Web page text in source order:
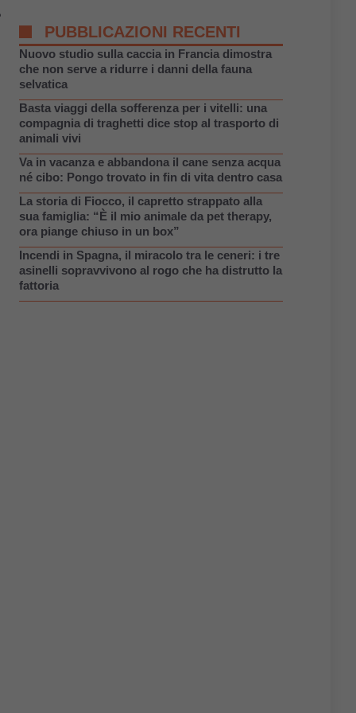
PUBBLICAZIONI RECENTI
Nuovo studio sulla caccia in Francia dimostra
che non serve a ridurre i danni della fauna
selvatica
Basta viaggi della sofferenza per i vitelli: una
compagnia di traghetti dice stop al trasporto di
animali vivi
Va in vacanza e abbandona il cane senza acqua
né cibo: Pongo trovato in fin di vita dentro casa
La storia di Fiocco, il capretto strappato alla
sua famiglia: “È il mio animale da pet therapy,
ora piange chiuso in un box”
Incendi in Spagna, il miracolo tra le ceneri: i tre
asinelli sopravvivono al rogo che ha distrutto la
fattoria